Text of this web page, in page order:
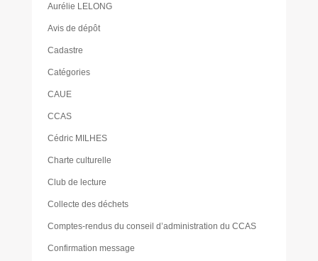
Aurélie LELONG
Avis de dépôt
Cadastre
Catégories
CAUE
CCAS
Cédric MILHES
Charte culturelle
Club de lecture
Collecte des déchets
Comptes-rendus du conseil d’administration du CCAS
Confirmation message